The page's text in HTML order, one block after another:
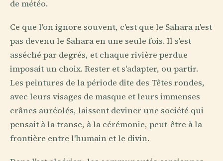
de météo.
Ce que l'on ignore souvent, c'est que le Sahara n'est
pas devenu le Sahara en une seule fois. Il s'est
asséché par degrés, et chaque rivière perdue
imposait un choix. Rester et s'adapter, ou partir.
Les peintures de la période dite des Têtes rondes,
avec leurs visages de masque et leurs immenses
crânes auréolés, laissent deviner une société qui
pensait à la transe, à la cérémonie, peut-être à la
frontière entre l'humain et le divin.